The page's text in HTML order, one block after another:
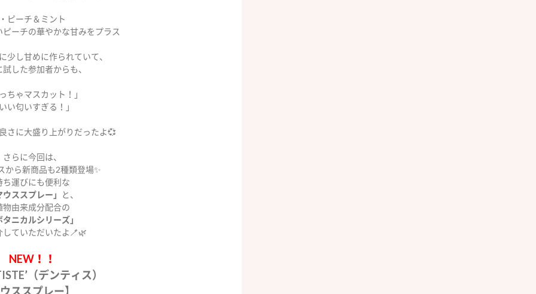
・ピーチ＆ミント
ーチの華やかな甘みをプラス
少し甘めに作られていて、
試した参加者からも、
っちゃマスカット！」
いい匂いすぎる！」
さに大盛り上がりだったよ💞
さらに今回は、
から新商品も2種類登場✨
ち運びにも便利な
ウススプレー」
と、
物由来成分配合の
タニカルシリーズ」
していただいたよ🪥🌿
NEW！！
（デンティス）
ススプレー】